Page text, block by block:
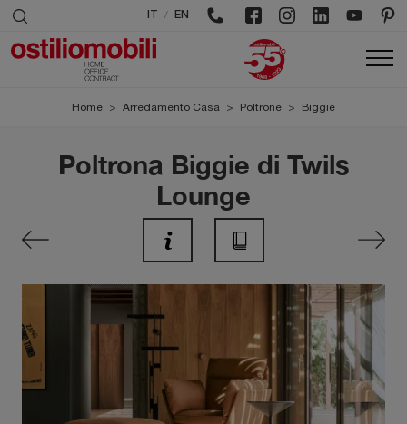
/ EN
Home > Arredamento Casa > Poltrone > Biggie
Poltrona Biggie di Twils
Lounge